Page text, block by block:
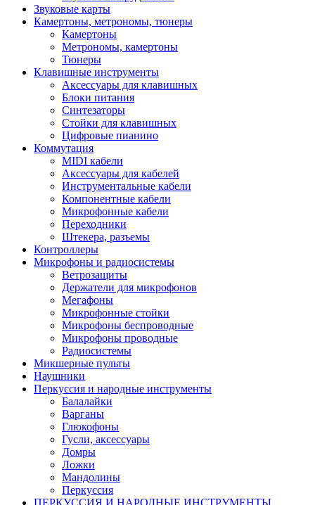
Звуковые карты
Камертоны, метрономы, тюнеры
Камертоны
Метрономы, камертоны
Тюнеры
Клавишные инструменты
Аксессуары для клавишных
Блоки питания
Синтезаторы
Стойки для клавишных
Цифровые пианино
Коммутация
MIDI кабели
Аксессуары для кабелей
Инструментальные кабели
Компонентные кабели
Микрофонные кабели
Переходники
Штекера, разъемы
Контроллеры
Микрофоны и радиосистемы
Ветрозащиты
Держатели для микрофонов
Мегафоны
Микрофонные стойки
Микрофоны беспроводные
Микрофоны проводные
Радиосистемы
Микшерные пульты
Наушники
Перкуссия и народные инструменты
Балалайки
Варганы
Глюкофоны
Гусли, аксессуары
Домры
Ложки
Мандолины
Перкуссия
ПЕРКУССИЯ И НАРОДНЫЕ ИНСТРУМЕНТЫ